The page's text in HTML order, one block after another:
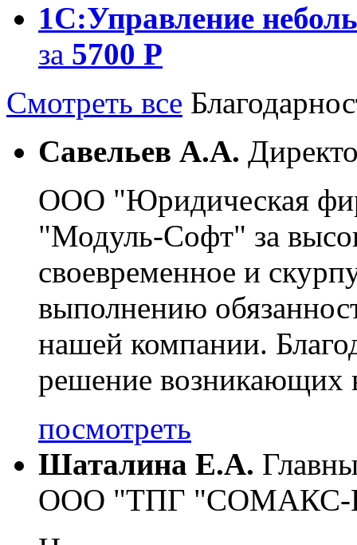
1С:Управление
за 5700 Р
Смотреть все
Савельев А.А.
ООО "Юридическая
"Модуль-Софт" за
своевременное и
выполнению
нашей компании.
решение возникающих
посмотреть
Шаталина Е.А.
ООО "ТПГ